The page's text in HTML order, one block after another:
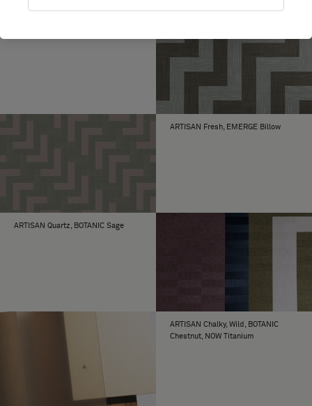
ARTISAN Fresh, EMERGE Billow
ARTISAN Quartz, BOTANIC Sage
ARTISAN Chalky, Wild, BOTANIC
Chestnut, NOW Titanium